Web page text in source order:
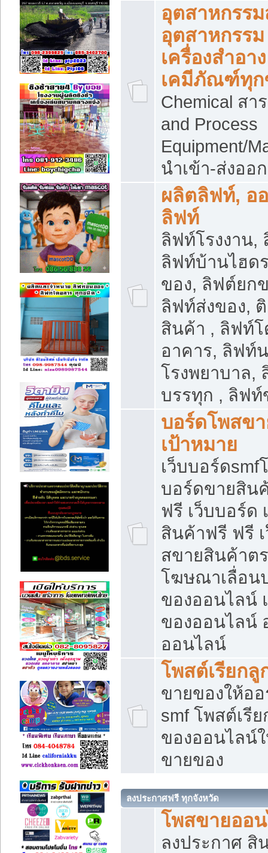
อุตสาหกรรม
อุตสาหกรรม
เครื่องสำอา
เคมีภัณฑ์ทุ
Chemical สา
and Process
Equipment/
นำเข้า-ส่งอ
ผลิตลิฟท์, อ
ลิฟท์
ลิฟท์โรงงาน
ลิฟท์บ้านไฮด
ของ, ลิฟต์ยก
ลิฟท์ส่งของ,
สินค้า , ลิฟท์
อาคาร, ลิฟท์
โรงพยาบาล,
บรรทุก , ลิฟท์
บอร์ดโพสข
เป้าหมาย
เว็บบอร์ดsmf
บอร์ดขายสิน
ฟรี เว็บบอร์ด
สินค้าฟรี ฟรี
สขายสินค้าต
โฆษณาเลื่อน
ของออนไลน์
ของออนไลน์
ออนไลน์
โพสต์เรียก
ขายของให้ออ
smf โพสต์เรี
ของออนไลน์
ขายของ
ลงประกาศฟรี ทุกจังหวัด
โพสขายออ
ลงประกาศ สิ